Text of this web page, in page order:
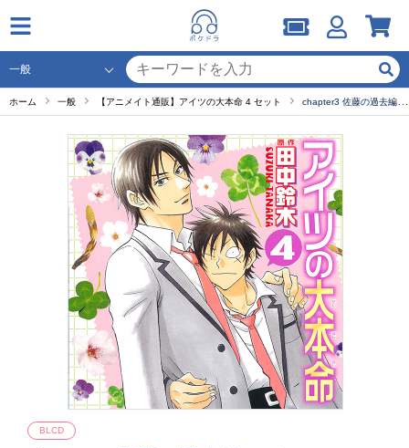
ホーム 一般 【アニメイト通販】アイツの大本命 4 セット chapter3 佐藤の過去編・その1
BLCD